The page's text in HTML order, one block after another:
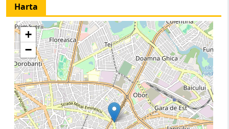
Harta
+
−